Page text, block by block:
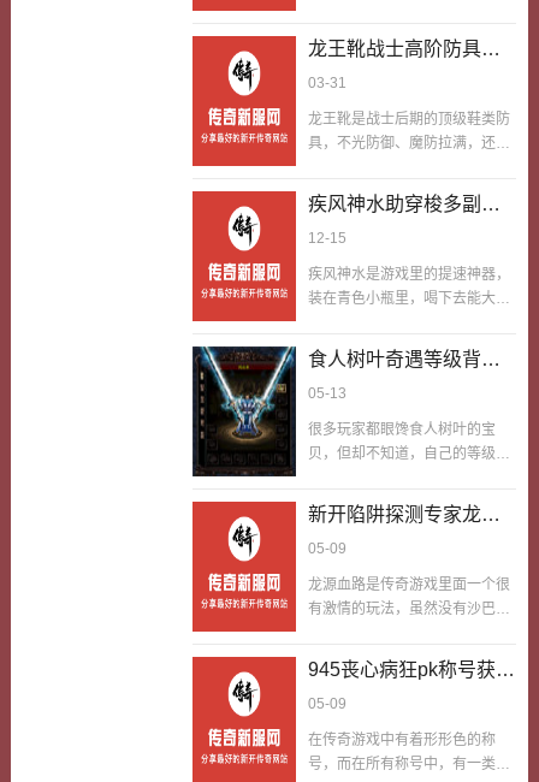
又一次触发，不是永久起用处，
不懂机制的话很好搞误解他的用
处。我早先拿到静寂…
捷径，任何一个玩家在复古游戏
中都希望让自己有更顶的成就
等级高、装备多，而是靠拿到这
类少见得很饰品、靠自己努力解
眼就是这样的存在，他的属性加
成只是一方面，更要命的得很的
是戴上他，就代表自己的…
也比平平无奇地图高，爆率更是
没得说，小神级货、套装部件、
少见得很材料都能爆出来，不管
是平民玩家攒资源，还是大佬刷
神级货，都爱往这儿跑，整年整
自个儿瞎刷，要么随便组队乱
打，效率低得很，爆率也没见多
可以打出来的效果板上钉钉是不
一样的。战法道老招牌组合配一
火墙群刷清小怪，道士撒毒加
血、召唤神兽扛BOSS，分工门
儿清配合心有灵犀，刷怪速度…
龙王靴战士高阶防具学
会有组织有纪律性战斗
03-31
龙王靴是战士后期的顶级鞋类防
具，不光防御、魔防拉满，还能
性，踩在地上稳得很，不管是冲
团PK还是硬顶BOSS伤害，都是
战士的活下去利器，获取难度高
到离谱，就只有闯关终极火龙类
BOSS才有几率掉落，当年能穿
是硬刚，穿好装备无脑冲就行，
完全忽略了战斗章法，尤其是穿
能乱来，学会如何有组织有纪律
性的战斗是贼的要命的得很的。
被群殴，跟着行会团队，听指挥
卡点位、拉刺杀、控距离，攻防
有序，才能把龙王靴的防御…
疾风神水助穿梭多副本
攻坚效率升
12-15
疾风神水是游戏里的提速神器，
装在青色小瓶里，喝下去能大幅
短。现在中的副本是比较多的，
从新手副本到高级副本遍布各
地，想要高效切换副本、节省跑
图时间，疾风神水就是必备道
具。当年我和队友组队刷副本冲
食人树叶奇遇等级背后
的幸运密码
05-13
很多玩家都眼馋食人树叶的宝
贝，但却不知道，自己的等级才
玩的时候，我也和大家一样，见
着食人树叶就冲上去抢。结果不
仅啥都没抢到，还被周围的怪物
打得落花流水。后来请教了一位
大佬，才明白等级的重要性。有
图。这次明显感觉轻松了许多，
怪物的攻击对我来说威胁不大。
人树叶掉落的珍贵道具。从那之
后，我就明白了一个道理想要获
新开陷阱探测专家龙源
血路团队型法师打法
05-09
龙源血路是传奇游戏里面一个很
有激情的玩法，虽然没有沙巴克
在热血的程度上也丝毫不逊色，
龙源血路的特点就是怪物攻击高
玩家pk欲望强，因为在这里干掉
对方是会掉落装备的，所以大家
都很想置对方于死地，而作为打
945丧心病狂pk称号获取
攻略
05-09
在传奇游戏中有着形形色的称
号，而在所有称号中，有一类称